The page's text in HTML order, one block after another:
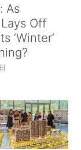
As
Off
‘Winter’